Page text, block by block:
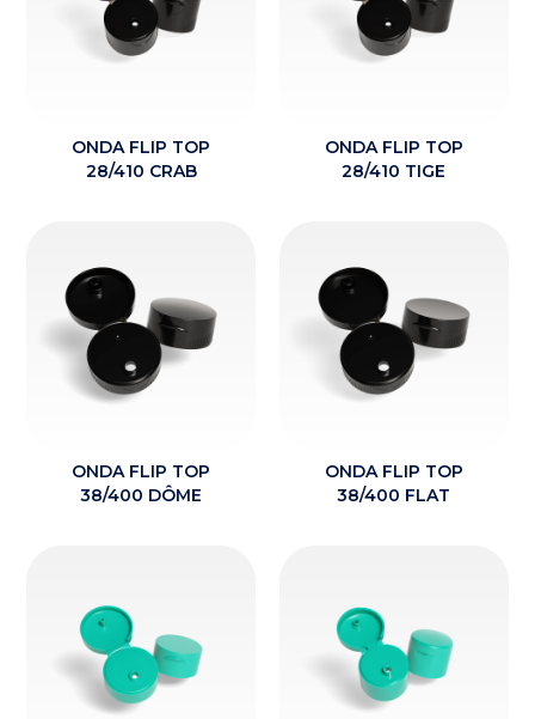
ONDA FLIP TOP
28/410 CRAB
ONDA FLIP TOP
28/410 TIGE
ONDA FLIP TOP
38/400 DÔME
ONDA FLIP TOP
38/400 FLAT